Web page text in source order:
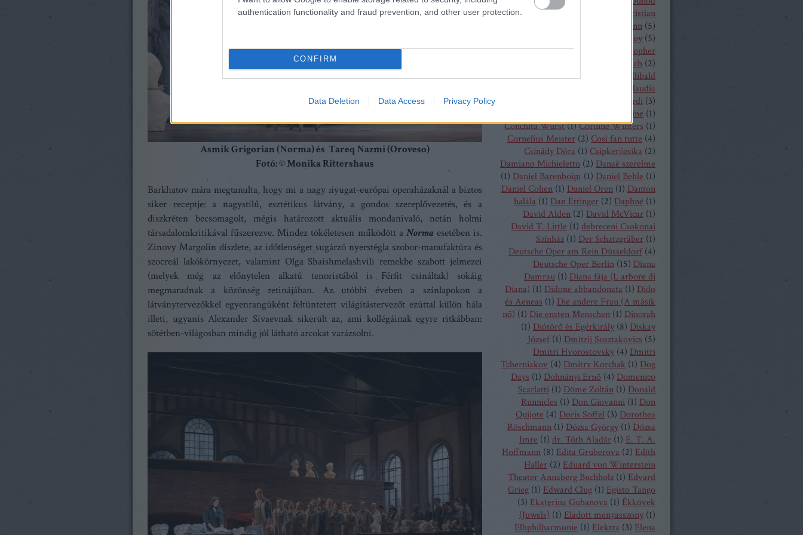
authentication functionality and fraud prevention, and other user protection.
CONFIRM
Data Deletion Data Access Privacy Policy
Asmik Grigorian (Norma) és Tareq Nazmi (Oroveso)
Fotó: © Monika Rittershaus
Barkhatov mára megtanulta, hogy mi a nagy nyugat-európai operaházaknál a biztos
siker receptje: a nagystílű, esztétikus látvány, a gondos szereplővezetés, és a
diszkréten becsomagolt, mégis határozott aktuális mondanivaló, netán holmi
társadalomkritikával fűszerezve. Mindez tökéletesen működött a Norma esetében is.
Zinovy Margolin díszlete, az időtlenséget sugárzó nyerstégla szobor-manufaktúra és
szocreál lakókörnyezet, valamint Olga Shaishmelashvili remekbe szabott jelmezei
(melyek még az előnytelen alkatú tenoristából is Férfit csináltak) sokáig
megmaradnak a közönség retinájában. Az utóbbi éveben a színlapokon a
látványtervezőkkel egyenrangúként feltüntetett világítástervezőt ezúttal külön hála
illeti, ugyanis Alexander Sivaevnak sikerült az, ami kollégáinak egyre ritkábban:
sötétben-világosban mindig jól látható arcokat varázsolni.
(4 Chrisopher Maltman
Christian
Christian Thielemann (5)
Christof Loy (5)
Christopher Maltman
Christopher
Christoph Eschenbach (2)
Christoph Pohl(4)Christoph Willibald
Claudia
Claudio Monteverdi (3)
Clémentine Margaine (1)
Conchita Wurst(1)Corinne Winters (1)
Cornelius Meister (2) Cosi fan tutte (4)
Csinády Dóra (1) Csipkerózsika (2)
Damiano Michieletto (2) Danaé szerelme
(1) Daniel Barenboim (1) Daniel Behle (1)
Daniel Cohen (1) Daniel Oren (1) Danton
halála (1) Dan Ettinger (2) Daphné (1)
David Alden (2) David McVicar (1)
David T. Little (1) debreceni Csokonai
Színház (1) Der Schatzgräber (1)
Deutsche Oper am Rein Düsseldorf (4)
Deutsche Oper Berlin (15) Diana
Damrau (1) Diana fája (L arbore di
Diana) (1) Didone abbandonata (1) Dido
és Aeneas (1) Die andere Frau (A másik
nő) (1) Die ensten Menschen (1) Dinorah
(1) Diótörő és Egérkirály (8) Diskay
József (1) Dmitrij Sosztakovics (5)
Dmitri Hvorostovsky (4) Dmitri
Tcherniakov (4) Dmitry Korchak (1) Dog
Days (1) Dohnányi Ernő (4) Domenico
Scarlatti (1) Döme Zoltán (1) Donald
Runnicles (1) Don Giovanni (1) Don
Quijote (4) Doris Soffel (3) Dorothea
Röschmann (1) Dózsa György (1) Dózsa
Imre (1) dr. Tóth Aladár (1) E. T. A.
Hoffmann (8) Edita Gruberova (2) Edith
Haller (2) Eduard von Winterstein
Theater Annaberg Buchholz (1) Edvard
Grieg (1) Edward Clug (1) Egisto Tango
(3) Ekaterina Gubanova (1) Ékkövek
(Juwels) (1) Eladott menyasszony (1)
Elbphilharmonie (1) Elektra (3) Elena